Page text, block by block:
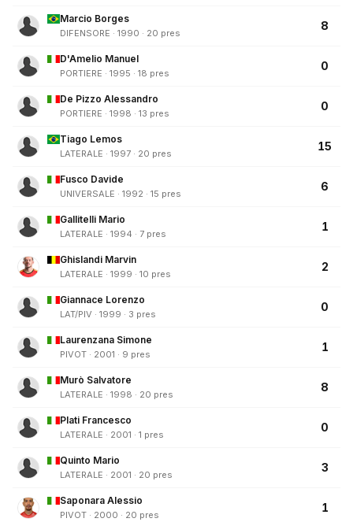
Marcio Borges
DIFENSORE · 1990 · 20 pres
8
D'Amelio Manuel
PORTIERE · 1995 · 18 pres
0
De Pizzo Alessandro
PORTIERE · 1998 · 13 pres
0
Tiago Lemos
LATERALE · 1997 · 20 pres
15
Fusco Davide
UNIVERSALE · 1992 · 15 pres
6
Gallitelli Mario
LATERALE · 1994 · 7 pres
1
Ghislandi Marvin
LATERALE · 1999 · 10 pres
2
Giannace Lorenzo
LAT/PIV · 1999 · 3 pres
0
Laurenzana Simone
PIVOT · 2001 · 9 pres
1
Murò Salvatore
LATERALE · 1998 · 20 pres
8
Plati Francesco
LATERALE · 2001 · 1 pres
0
Quinto Mario
LATERALE · 2001 · 20 pres
3
Saponara Alessio
PIVOT · 2000 · 20 pres
1